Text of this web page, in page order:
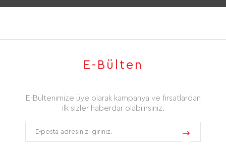
E-Bülten
E-Bültenimize üye olarak kampanya ve fırsatlardan
ilk sizler haberdar olabilirsiniz.